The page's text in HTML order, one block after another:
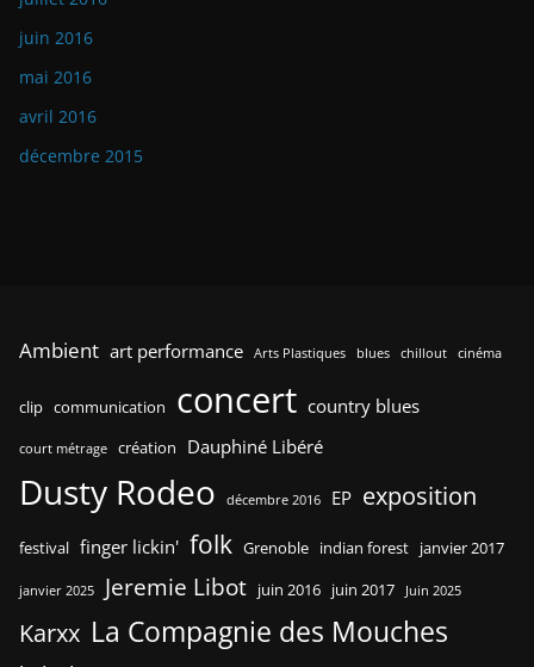
juin 2016
mai 2016
avril 2016
décembre 2015
Ambient art performance Arts Plastiques blues chillout cinéma
clip communication concert country blues
court métrage création Dauphiné Libéré
Dusty Rodeo décembre 2016 EP exposition
festival finger lickin' folk Grenoble indian forest janvier 2017
janvier 2025 Jeremie Libot juin 2016 juin 2017 Juin 2025
Karxx La Compagnie des Mouches